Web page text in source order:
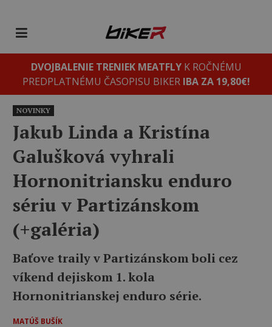
DVOJBALENIE TRENIEK MEATFLYK ROČNÉMU
PREDPLATNÉMU ČASOPISU BIKER IBA ZA 19,80€!
NOVINKY
Jakub Linda a Kristína
Galušková vyhrali
Hornonitriansku enduro
sériu v Partizánskom
(+galéria)
Baťove traily v Partizánskom boli cez
víkend dejiskom 1. kola
Hornonitrianskej enduro série.
MATÚŠ BUŠÍK